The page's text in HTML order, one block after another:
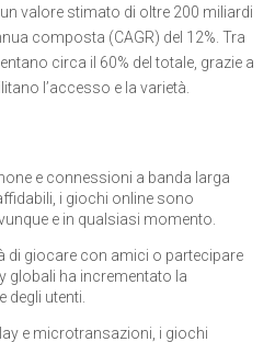
valore stimato di oltre 200 miliardi
composta (CAGR) del 12%. Tra
circa il 60% del totale, grazie a
l’accesso e la varietà.
e connessioni a banda larga
i giochi online sono
e in qualsiasi momento.
di giocare con amici o partecipare
globali ha incrementato la
degli utenti.
e microtransazioni, i giochi